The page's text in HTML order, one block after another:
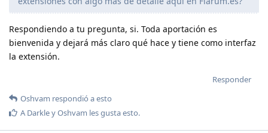
Respondiendo a tu pregunta, si. Toda aportación es
bienvenida y dejará más claro qué hace y tiene como interfaz
la extensión.
Responder
Oshvam respondió a esto
A DarkleyOshvam les gusta esto.